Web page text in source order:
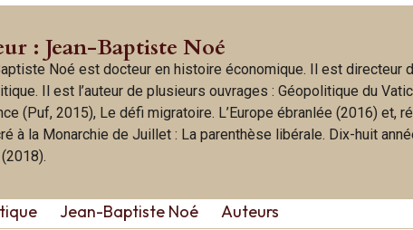
: Jean-Baptiste Noé
Noé est docteur en histoire économique. Il est directeur
Il est l’auteur de plusieurs ouvrages : Géopolitique du
(Puf, 2015), Le défi migratoire. L’Europe ébranlée (2016) et,
à la Monarchie de Juillet : La parenthèse libérale. Dix-huit
Jean-Baptiste Noé Auteurs